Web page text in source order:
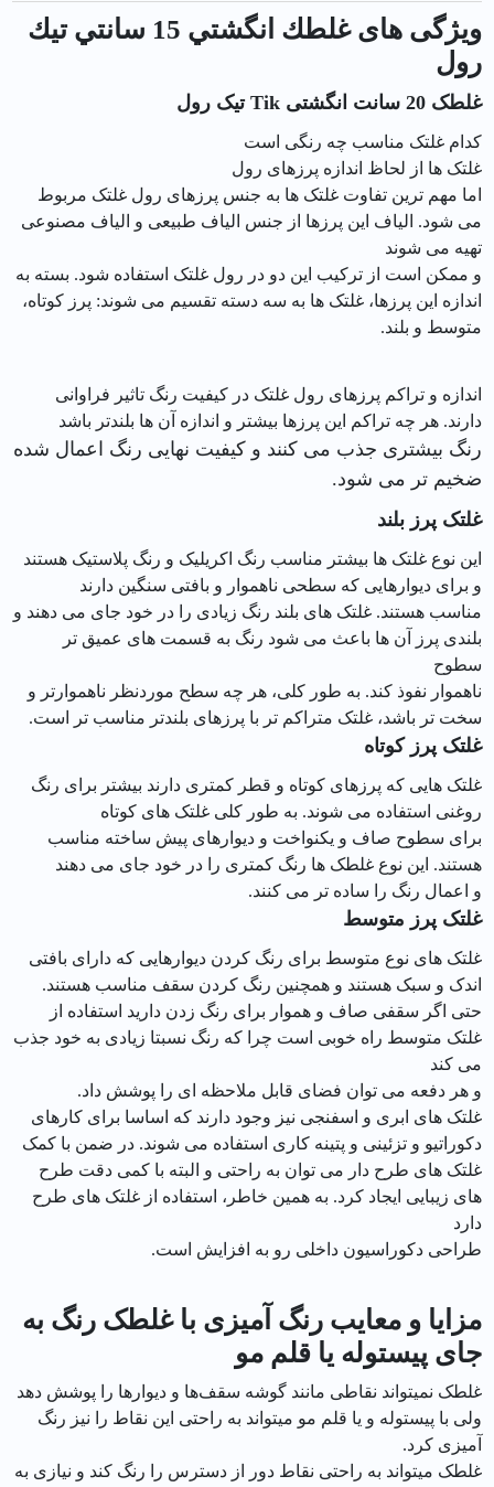
ویژگی های غلطك انگشتي 15 سانتي تيك
رول
غلطک 20 سانت انگشتی Tik تیک رول
کدام غلتک مناسب چه رنگی است
غلتک ها از لحاظ اندازه پرزهای رول
اما مهم ترین تفاوت غلتک ها به جنس پرزهای رول غلتک مربوط
می شود. الیاف این پرزها از جنس الیاف طبیعی و الیاف مصنوعی
تهیه می شوند
و ممکن است از ترکیب این دو در رول غلتک استفاده شود. بسته به
اندازه این پرزها، غلتک ها به سه دسته تقسیم می شوند: پرز کوتاه،
متوسط و بلند.
اندازه و تراکم پرزهای رول غلتک در کیفیت رنگ تاثیر فراوانی
دارند. هر چه تراکم این پرزها بیشتر و اندازه آن ها بلندتر باشد
رنگ بیشتری جذب می کنند و کیفیت نهایی رنگ اعمال شده
ضخیم تر می شود.
غلتک پرز بلند
این نوع غلتک ها بیشتر مناسب رنگ اکریلیک و رنگ پلاستیک هستند
و برای دیوارهایی که سطحی ناهموار و بافتی سنگین دارند
مناسب هستند. غلتک های بلند رنگ زیادی را در خود جای می دهند و
بلندی پرز آن ها باعث می شود رنگ به قسمت های عمیق تر
سطوح
ناهموار نفوذ کند. به طور کلی، هر چه سطح موردنظر ناهموارتر و
سخت تر باشد، غلتک متراکم تر با پرزهای بلندتر مناسب تر است.
غلتک پرز کوتاه
غلتک هایی که پرزهای کوتاه و قطر کمتری دارند بیشتر برای رنگ
روغنی استفاده می شوند. به طور کلی غلتک های کوتاه
برای سطوح صاف و یکنواخت و دیوارهای پیش ساخته مناسب
هستند. این نوع غلطک ها رنگ کمتری را در خود جای می دهند
و اعمال رنگ را ساده تر می کنند.
غلتک پرز متوسط
غلتک های نوع متوسط برای رنگ کردن دیوارهایی که دارای بافتی
اندک و سبک هستند و همچنین رنگ کردن سقف مناسب هستند.
حتی اگر سقفی صاف و هموار برای رنگ زدن دارید استفاده از
غلتک متوسط راه خوبی است چرا که رنگ نسبتا زیادی به خود جذب
می کند
و هر دفعه می توان فضای قابل ملاحظه ای را پوشش داد.
غلتک های ابری و اسفنجی نیز وجود دارند که اساسا برای کارهای
دکوراتیو و تزئینی و پتینه کاری استفاده می شوند. در ضمن با کمک
غلتک های طرح دار می توان به راحتی و البته با کمی دقت طرح
های زیبایی ایجاد کرد. به همین خاطر، استفاده از غلتک های طرح
دارد
طراحی دکوراسیون داخلی رو به افزایش است.
مزایا و معایب رنگ آمیزی با غلطک رنگ به
جای پیستوله یا قلم مو
غلطک نمیتواند نقاطی مانند گوشه سقف‌ها و دیوار‌ها را پوشش دهد
ولی با پیستوله و یا قلم مو میتواند به راحتی این نقاط را نیز رنگ
آمیزی کرد.
غلطک میتواند به راحتی نقاط دور از دسترس را رنگ کند و نیازی به